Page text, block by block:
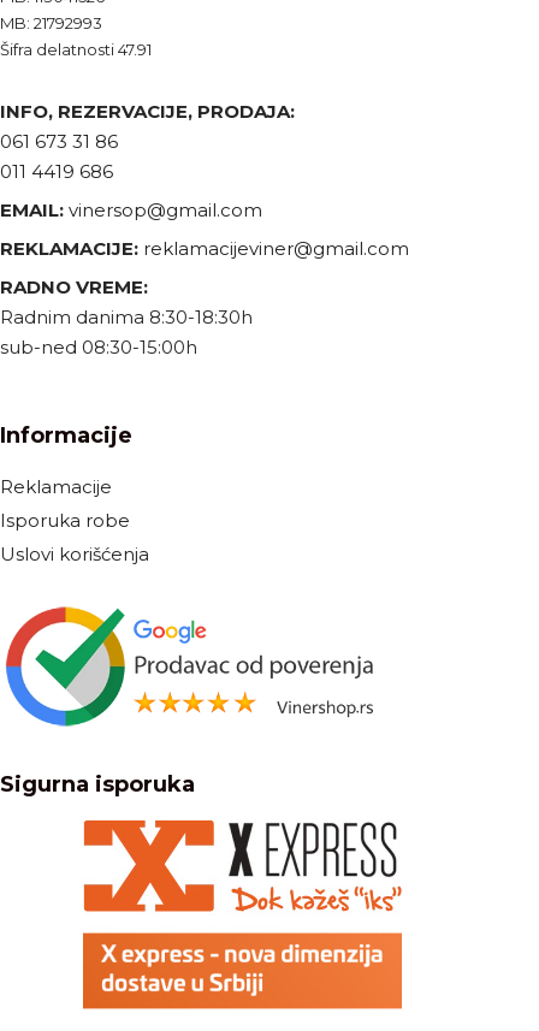
MB: 21792993
Šifra delatnosti 47.91
INFO, REZERVACIJE, PRODAJA:
061 673 31 86
011 4419 686
EMAIL: vinersop@gmail.com
REKLAMACIJE: reklamacijeviner@gmail.com
RADNO VREME:
Radnim danima 8:30-18:30h
sub-ned 08:30-15:00h
Informacije
Reklamacije
Isporuka robe
Uslovi korišćenja
Sigurna isporuka